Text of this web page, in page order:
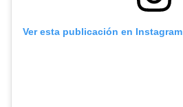
Ver esta publicación en Instagram